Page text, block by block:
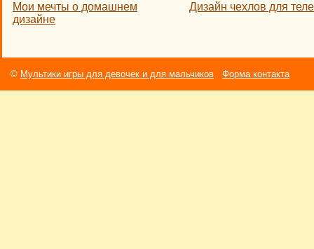
Мои мечты о домашнем
дизайне
Дизайн чехлов для
© Мультики игры для девочек и для мальчиков Форма контакта